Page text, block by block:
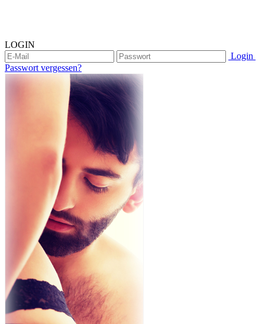
LOGIN
Login
Passwort vergessen?